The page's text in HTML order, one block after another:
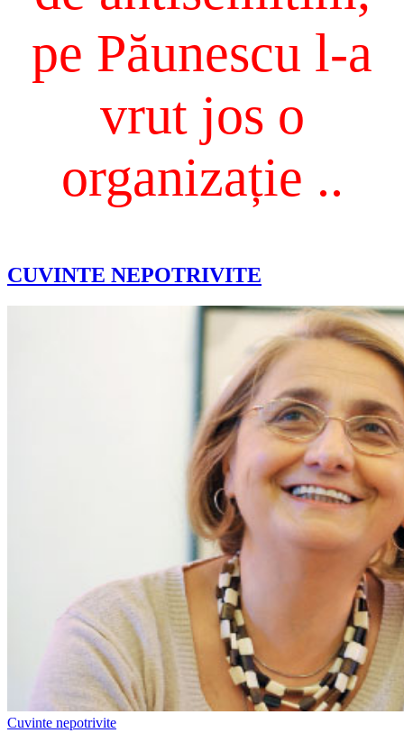
pe Păunescu l-a
vrut jos o
organizație ..
CUVINTE NEPOTRIVITE
Cuvinte nepotrivite